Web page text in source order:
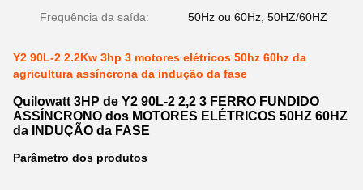
Frequência da saída: 50Hz ou 60Hz, 50HZ/60HZ
Y2 90L-2 2.2Kw 3hp 3 motores elétricos 50hz 60hz da
agricultura assíncrona da indução da fase
Quilowatt 3HP de Y2 90L-2 2,2 3 FERRO FUNDIDO
ASSÍNCRONO dos MOTORES ELÉTRICOS 50HZ 60HZ
da INDUÇÃO da FASE
Parâmetro dos produtos